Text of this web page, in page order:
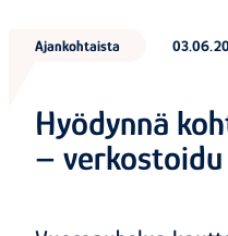
Ajankohtaista
Hyödynnä
–